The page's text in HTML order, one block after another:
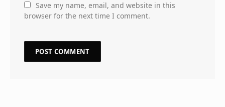
Save my name, email, and website in this
browser for the next time I comment.